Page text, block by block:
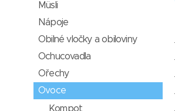
Müsli
Nápoje
Obilné vločky a obiloviny
Ochucovadla
Ořechy
Ovoce
Kompot